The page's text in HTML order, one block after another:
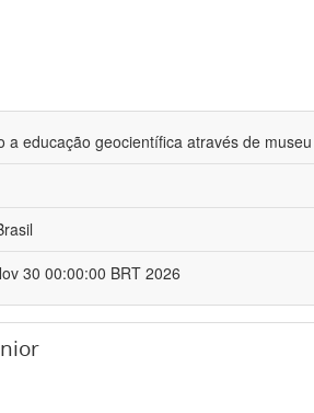
a educação geocientífica através de
30 00:00:00 BRT 2026